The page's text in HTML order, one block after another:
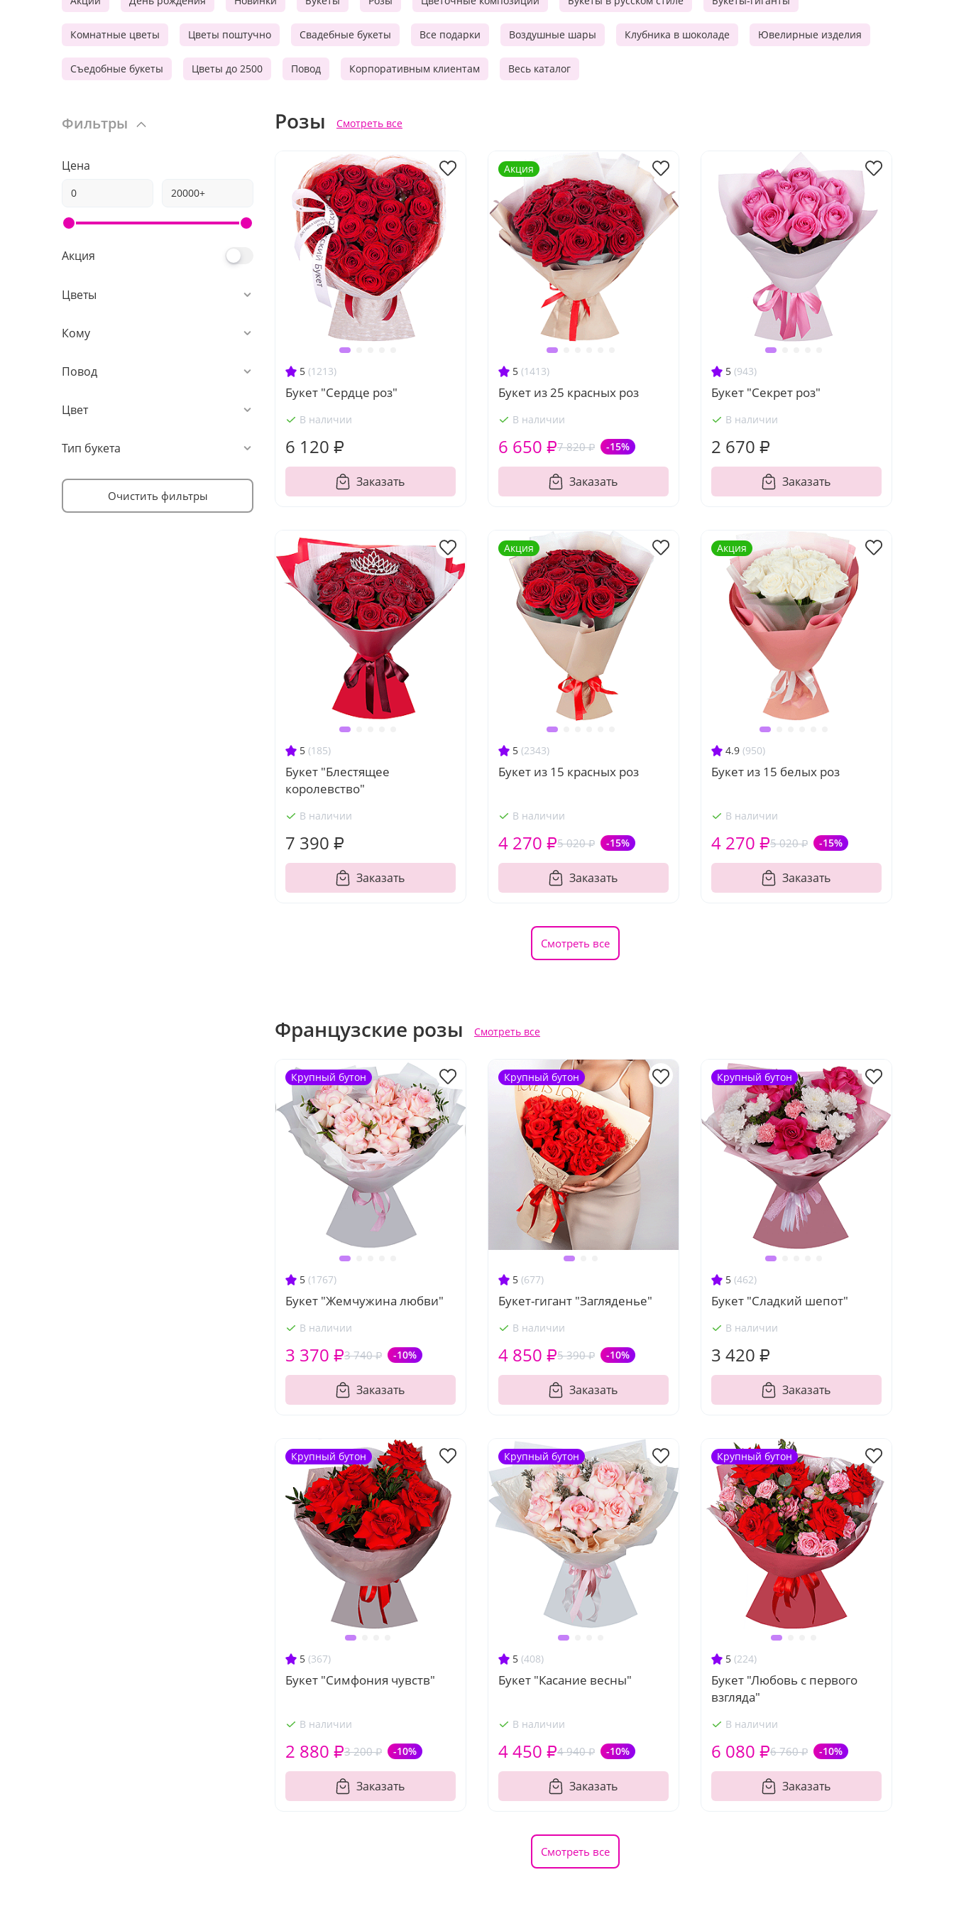
Комнатные цветы Цветы поштучно Свадебные букеты Все подарки Воздушные шары Клубника в шоколаде Ювелирные изделия
Съедобные букеты Цветы до 2500 Повод Корпоративным клиентам Весь каталог
Фильтры
Цена
Акция
Цветы
Кому
Повод
Цвет
Тип букета
Очистить фильтры
Розы Смотреть все
5 (1213)
Букет "Сердце роз"
В наличии
6 120 ₽
Заказать
5 (1413)
Букет из 25 красных роз
В наличии
7 820 ₽ -15%
6 650 ₽
Заказать
Акция
5 (943)
Букет "Секрет роз"
В наличии
2 670 ₽
Заказать
5 (185)
Букет "Блестящее
королевство"
В наличии
7 390 ₽
Заказать
5 (2343)
Букет из 15 красных роз
В наличии
5 020 ₽ -15%
4 270 ₽
Заказать
Акция
4.9 (950)
Букет из 15 белых роз
В наличии
5 020 ₽ -15%
4 270 ₽
Заказать
Акция
Смотреть все
Французские розы Смотреть все
5 (1767)
Букет "Жемчужина любви"
В наличии
3 740 ₽ -10%
3 370 ₽
Заказать
Крупный бутон
5 (677)
Букет-гигант "Загляденье"
В наличии
5 390 ₽ -10%
4 850 ₽
Заказать
Крупный бутон
5 (462)
Букет "Сладкий шепот"
В наличии
3 420 ₽
Заказать
Крупный бутон
5 (367)
Букет "Симфония чувств"
В наличии
3 200 ₽ -10%
2 880 ₽
Заказать
Крупный бутон
5 (408)
Букет "Касание весны"
В наличии
4 940 ₽ -10%
4 450 ₽
Заказать
Крупный бутон
5 (224)
Букет "Любовь с первого
взгляда"
В наличии
6 760 ₽ -10%
6 080 ₽
Заказать
Крупный бутон
Смотреть все